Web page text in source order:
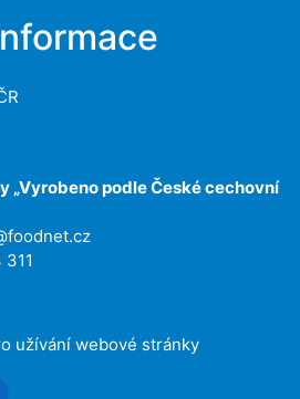
„Vyrobeno podle České cechovní
užívání webové stránky